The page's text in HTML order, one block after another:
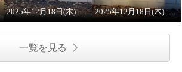
2025年12月18日(木) 8:00 ON AIR 2025年12月18日(木) 8:00 ON AIR ワンピース
一覧を見る